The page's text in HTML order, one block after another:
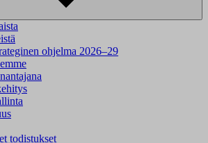
ohjelma 2026–29
todistukset